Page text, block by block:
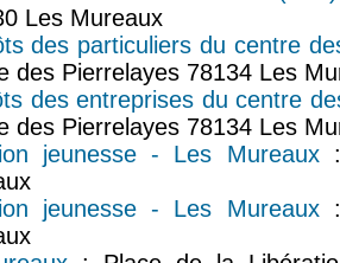
Les Mureaux
des particuliers du centre
des Pierrelayes 78134 Les
des entreprises du centre
des Pierrelayes 78134 Les
jeunesse - Les Mureaux:
jeunesse - Les Mureaux: